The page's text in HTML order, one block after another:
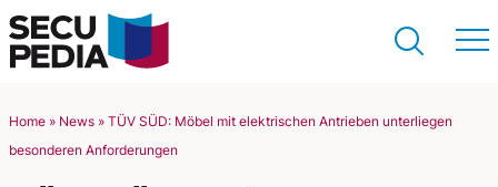
Home » News » TÜV SÜD: Möbel mit elektrischen Antrieben unterliegen
besonderen Anforderungen